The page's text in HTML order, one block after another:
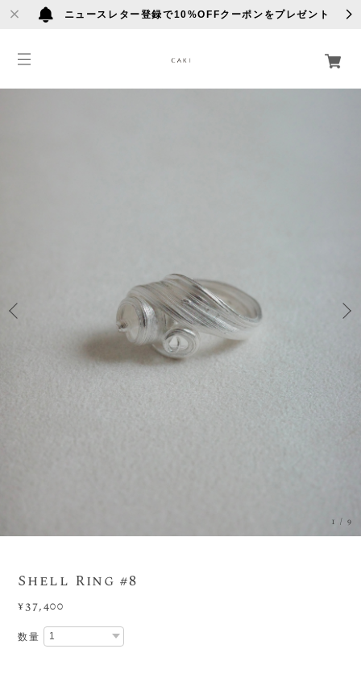
ニュースレター登録で10%OFFクーポンをプレゼント
1 /9
Shell Ring #8
¥37,400
数量